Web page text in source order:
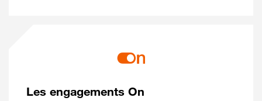
Les engagements On